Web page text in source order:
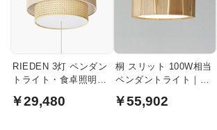
RIEDEN 3灯 ペンダン
トライト・食卓照明｜
￥29,480
桐 スリット 100W相当
ペンダントライト｜
￥55,902